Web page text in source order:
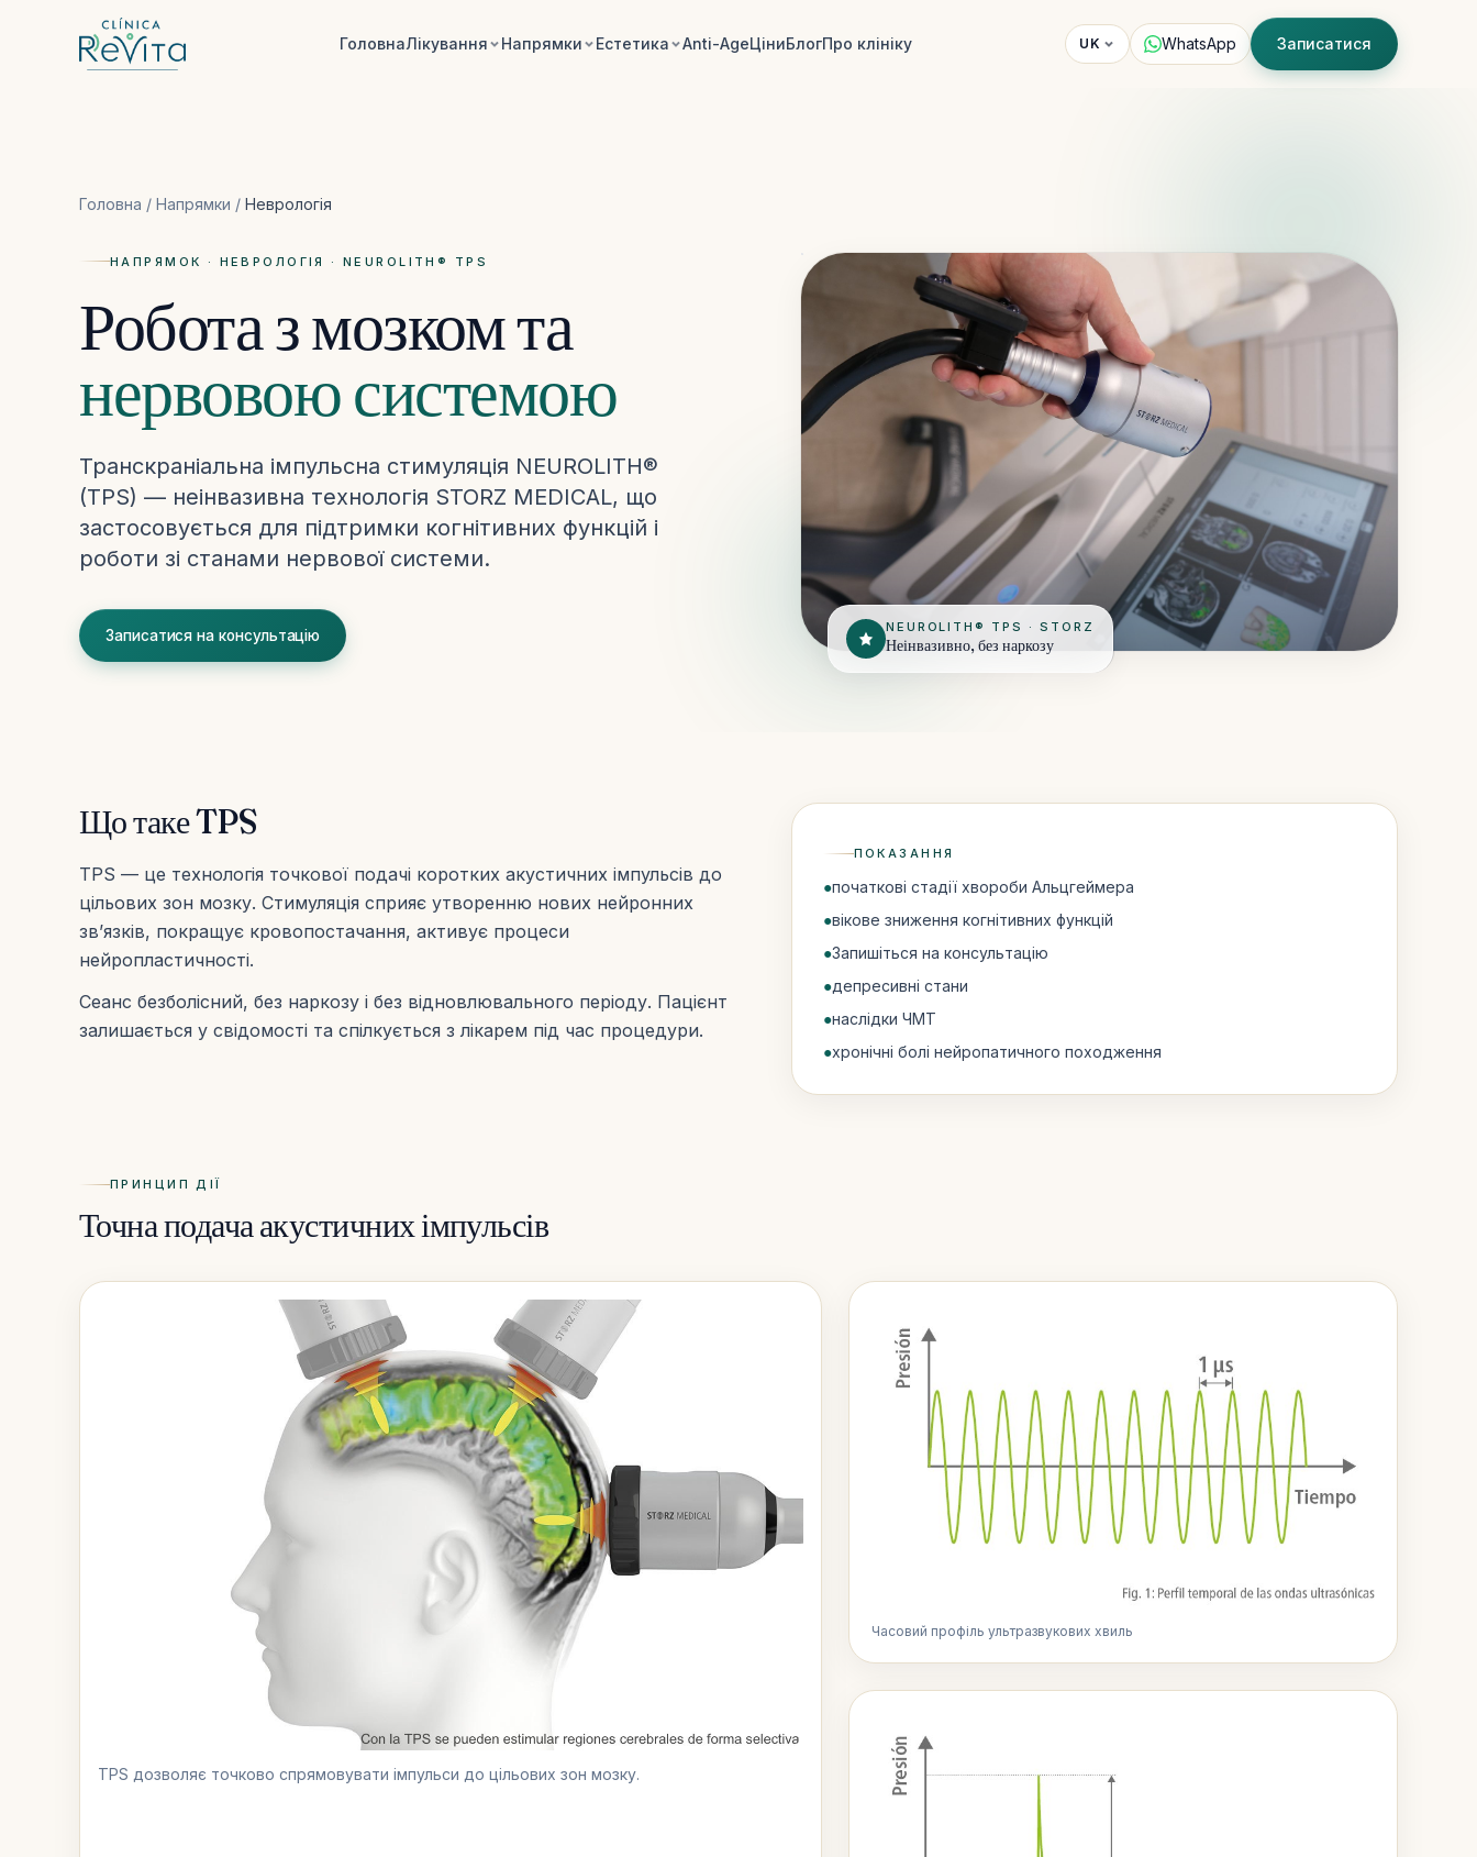
Перейти до контенту
ГоловнаЛікування Напрямки Естетика Anti-AgeЦіниБлогПро клініку UK WhatsApp Записатися
Головна / Напрямки / Неврологія
НАПРЯМОК · НЕВРОЛОГІЯ · NEUROLITH® TPS
Робота з мозком та
нервовою системою
Транскраніальна імпульсна стимуляція NEUROLITH®
(TPS) — неінвазивна технологія STORZ MEDICAL, що
застосовується для підтримки когнітивних функцій і
роботи зі станами нервової системи.
Записатися на консультацію NEUROLITH® TPS · STORZ
Неінвазивно, без наркозу
Що таке TPS
TPS — це технологія точкової подачі коротких акустичних імпульсів до
цільових зон мозку. Стимуляція сприяє утворенню нових нейронних
зв’язків, покращує кровопостачання, активує процеси
нейропластичності.
Сеанс безболісний, без наркозу і без відновлювального періоду. Пацієнт
залишається у свідомості та спілкується з лікарем під час процедури.
ПОКАЗАННЯ
●початкові стадії хвороби Альцгеймера
●вікове зниження когнітивних функцій
●Запишіться на консультацію
●депресивні стани
●наслідки ЧМТ
●хронічні болі нейропатичного походження
ПРИНЦИП ДІЇ
Точна подача акустичних імпульсів
TPS дозволяє точково спрямовувати імпульси до цільових зон мозку.
Часовий профіль ультразвукових хвиль